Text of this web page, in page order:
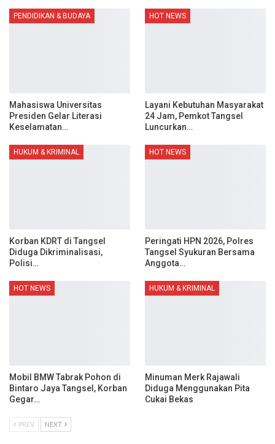
PENDIDIKAN & BUDAYA
Mahasiswa Universitas
Presiden Gelar Literasi
Keselamatan…
HOT NEWS
Layani Kebutuhan Masyarakat
24 Jam, Pemkot Tangsel
Luncurkan…
HUKUM & KRIMINAL
Korban KDRT di Tangsel
Diduga Dikriminalisasi,
Polisi…
HOT NEWS
Peringati HPN 2026, Polres
Tangsel Syukuran Bersama
Anggota…
HOT NEWS
Mobil BMW Tabrak Pohon di
Bintaro Jaya Tangsel, Korban
Gegar…
HUKUM & KRIMINAL
Minuman Merk Rajawali
Diduga Menggunakan Pita
Cukai Bekas
PREV NEXT